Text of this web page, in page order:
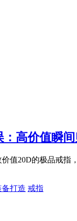
：高价值瞬
价值20D的极品戒
备打造 戒指